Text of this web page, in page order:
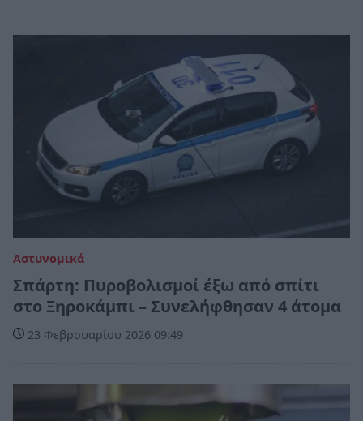
Αστυνομικά
Σπάρτη: Πυροβολισμοί έξω από σπίτι
στο Ξηροκάμπι – Συνελήφθησαν 4 άτομα
23 Φεβρουαρίου 2026 09:49